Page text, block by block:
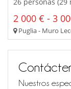
2 000 € - 3
Puglia - Muro
Nuestros